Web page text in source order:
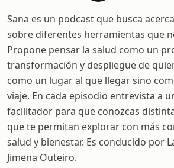
Sana es un podcast que busca
sobre diferentes herramientas que
Propone pensar la salud como un
transformación y despliegue de
como un lugar al que llegar sino
viaje. En cada episodio entrevista a
facilitador para que conozcas
que te permitan explorar con más
salud y bienestar. Es conducido por
Jimena Outeiro.